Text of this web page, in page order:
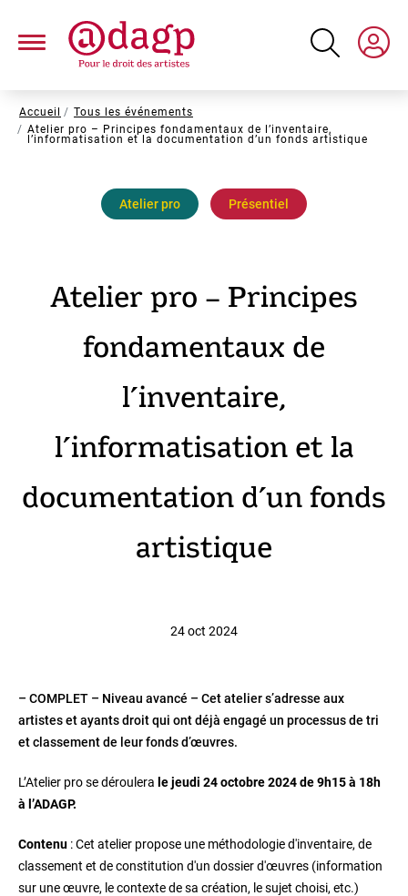
contenu
Fil
d'Ariane
Accueil
Tous les événements
Atelier pro – Principes fondamentaux de l’inventaire,
l’informatisation et la documentation d’un fonds artistique
Atelier pro Présentiel
Atelier pro – Principes
fondamentaux de
l’inventaire,
l’informatisation et la
documentation d’un fonds
artistique
24 oct 2024
– COMPLET – Niveau avancé – Cet atelier s’adresse aux
artistes et ayants droit qui ont déjà engagé un processus de tri
et classement de leur fonds d’œuvres.
L’Atelier pro se déroulera le jeudi 24 octobre 2024 de 9h15 à 18h
à l’ADAGP.
Contenu : Cet atelier propose une méthodologie d'inventaire, de
classement et de constitution d'un dossier d'œuvres (information
sur une œuvre, le contexte de sa création, le sujet choisi, etc.)